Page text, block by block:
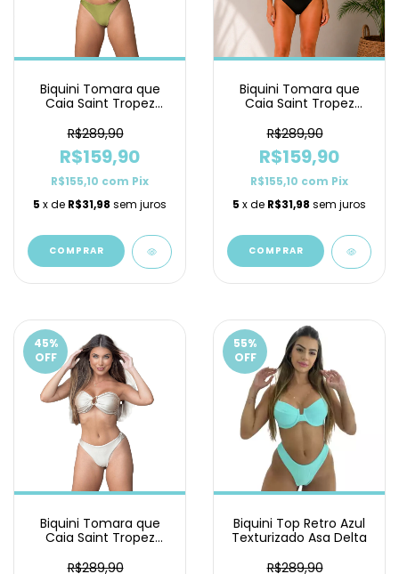
Biquini Tomara que
Caia Saint Tropez
R$289,90
R$159,90
R$155,10 com Pix
5 x de R$31,98 sem juros
COMPRAR
Biquini Tomara que
Caia Saint Tropez
R$289,90
R$159,90
R$155,10 com Pix
5 x de R$31,98 sem juros
COMPRAR
45%
OFF
Biquini Tomara que
Caia Saint Tropez
R$289,90
55%
OFF
Biquini Top Retro Azul
Texturizado Asa Delta
R$289,90